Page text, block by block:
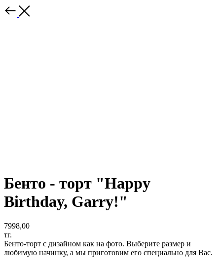
Бенто - торт "Happy
Birthday, Garry!"
7998,00
тг.
Бенто-торт с дизайном как на фото. Выберите размер и
любимую начинку, а мы приготовим его специально для Вас.